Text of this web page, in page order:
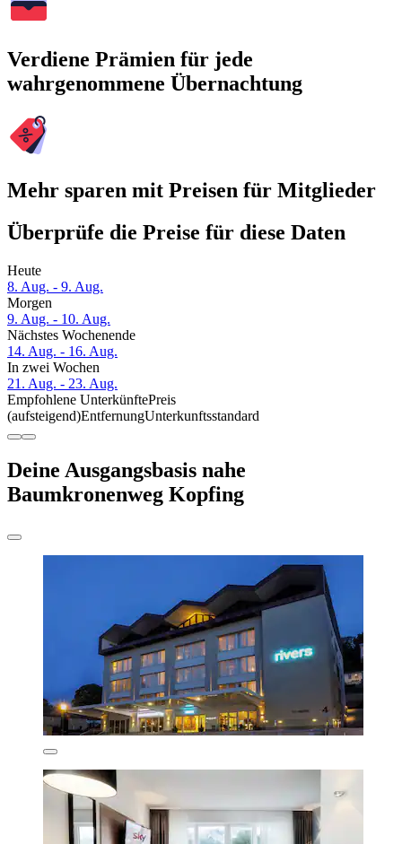
Verdiene Prämien für jede
wahrgenommene Übernachtung
Mehr sparen mit Preisen für Mitglieder
Überprüfe die Preise für diese Daten
Heute
8. Aug. - 9. Aug.
Morgen
9. Aug. - 10. Aug.
Nächstes Wochenende
14. Aug. - 16. Aug.
In zwei Wochen
21. Aug. - 23. Aug.
Empfohlene UnterkünftePreis
(aufsteigend)EntfernungUnterkunftsstandard
Deine Ausgangsbasis nahe
Baumkronenweg Kopfing